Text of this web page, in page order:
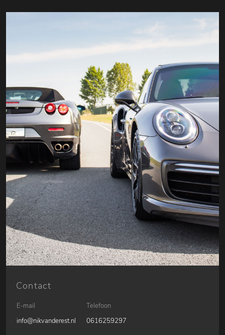
Contact
E-mail
info@nikvanderest.nl
Telefoon
0616259297